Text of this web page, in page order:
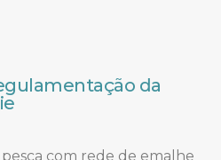
da
com rede de emalhe